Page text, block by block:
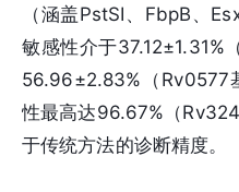
（涵盖PstSI、FbpB、
敏感性介于37.12±1.31%
56.96±2.83%（Rv0577
性最高达96.67%（
于传统方法的诊断精度。